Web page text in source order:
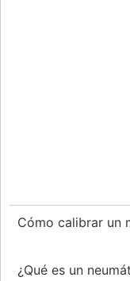
Cómo calibrar un
¿Qué es un